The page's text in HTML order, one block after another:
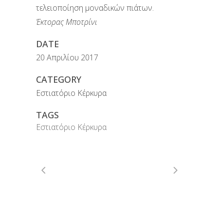
τελειοποίηση μοναδικών πιάτων.
Έκτορας Μποτρίνι
DATE
20 Απριλίου 2017
CATEGORY
Εστιατόριο Κέρκυρα
TAGS
Εστιατόριο Κέρκυρα